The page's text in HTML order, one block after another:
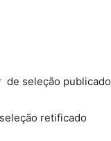
de seleção publicado
retificado